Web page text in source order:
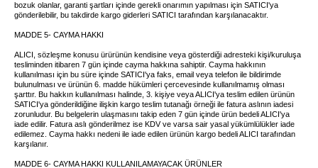
bozuk olanlar, garanti şartları içinde gerekli onarımın yapılması için SATICI'ya
gönderilebilir, bu takdirde kargo giderleri SATICI tarafından karşılanacaktır.
MADDE 5- CAYMA HAKKI
ALICI, sözleşme konusu ürürünün kendisine veya gösterdiği adresteki kişi/kuruluşa
tesliminden itibaren 7 gün içinde cayma hakkına sahiptir. Cayma hakkının
kullanılması için bu süre içinde SATICI'ya faks, email veya telefon ile bildirimde
bulunulması ve ürünün 6. madde hükümleri çercevesinde kullanılmamış olması
şarttır. Bu hakkın kullanılması halinde, 3. kişiye veya ALICI'ya teslim edilen ürünün
SATICI'ya gönderildiğine ilişkin kargo teslim tutanağı örneği ile fatura aslının iadesi
zorunludur. Bu belgelerin ulaşmasını takip eden 7 gün içinde ürün bedeli ALICI'ya
iade edilir. Fatura aslı gönderilmez ise KDV ve varsa sair yasal yükümlülükler iade
edilemez. Cayma hakkı nedeni ile iade edilen ürünün kargo bedeli ALICI tarafından
karşılanır.
MADDE 6- CAYMA HAKKI KULLANILAMAYACAK ÜRÜNLER